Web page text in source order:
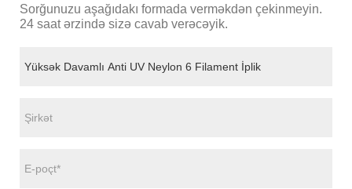
Sorğunuzu aşağıdakı formada verməkdən çekinmeyin.
24 saat ərzində sizə cavab verəcəyik.